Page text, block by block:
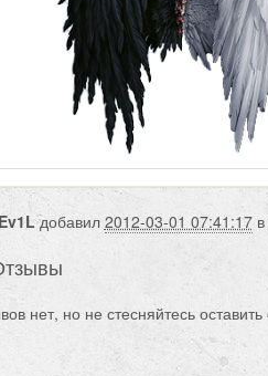
добавил 2012-03-01 07:41:17в
нет, но не стесняйтесь